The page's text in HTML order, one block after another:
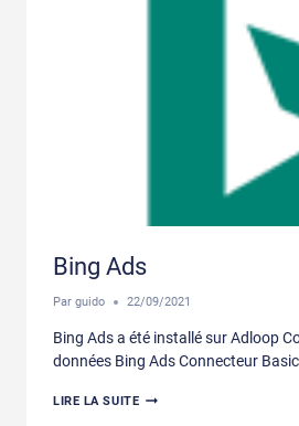
Bing Ads
Par guido 22/09/2021
Bing Ads a été installé sur Adloop
données Bing Ads Connecteur
LIRE LA SUITEBING